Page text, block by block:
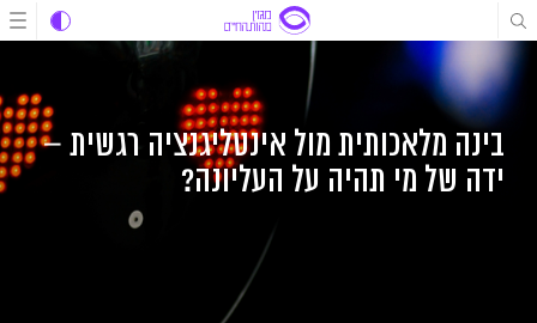
דלג
לתוכן
דלג
דלג
בינה מלאכותית מול אינטליגנציה רגשית –
ידה של מי תהיה על העליונה?